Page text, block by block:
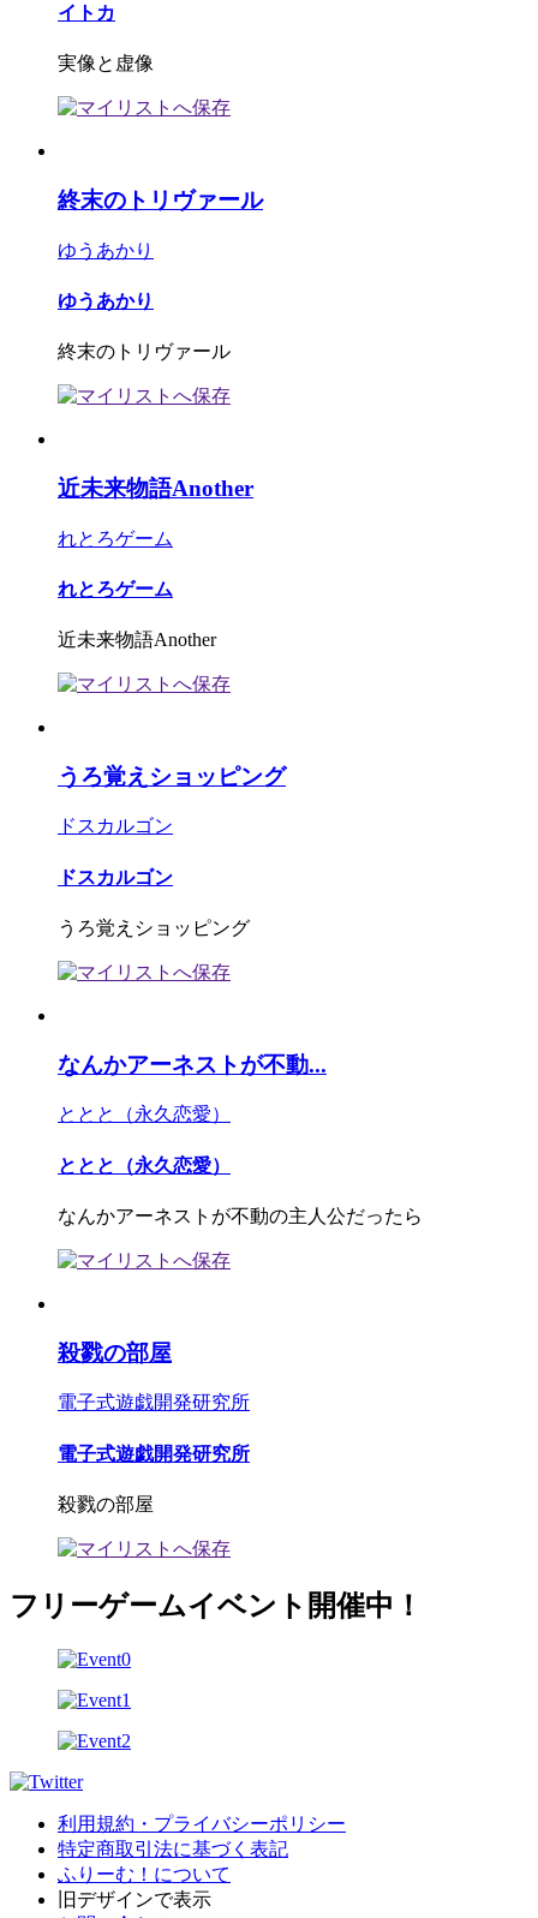
イトカ
実像と虚像
終末のトリヴァール
ゆうあかり
ゆうあかり
終末のトリヴァール
近未来物語Another
れとろゲーム
れとろゲーム
近未来物語Another
うろ覚えショッピング
ドスカルゴン
ドスカルゴン
うろ覚えショッピング
なんかアーネストが不動...
ととと（永久恋愛）
ととと（永久恋愛）
なんかアーネストが不動の主人公だったら
殺戮の部屋
電子式遊戯開発研究所
電子式遊戯開発研究所
殺戮の部屋
フリーゲームイベント開催中！
利用規約・プライバシーポリシー
特定商取引法に基づく表記
ふりーむ！について
旧デザインで表示